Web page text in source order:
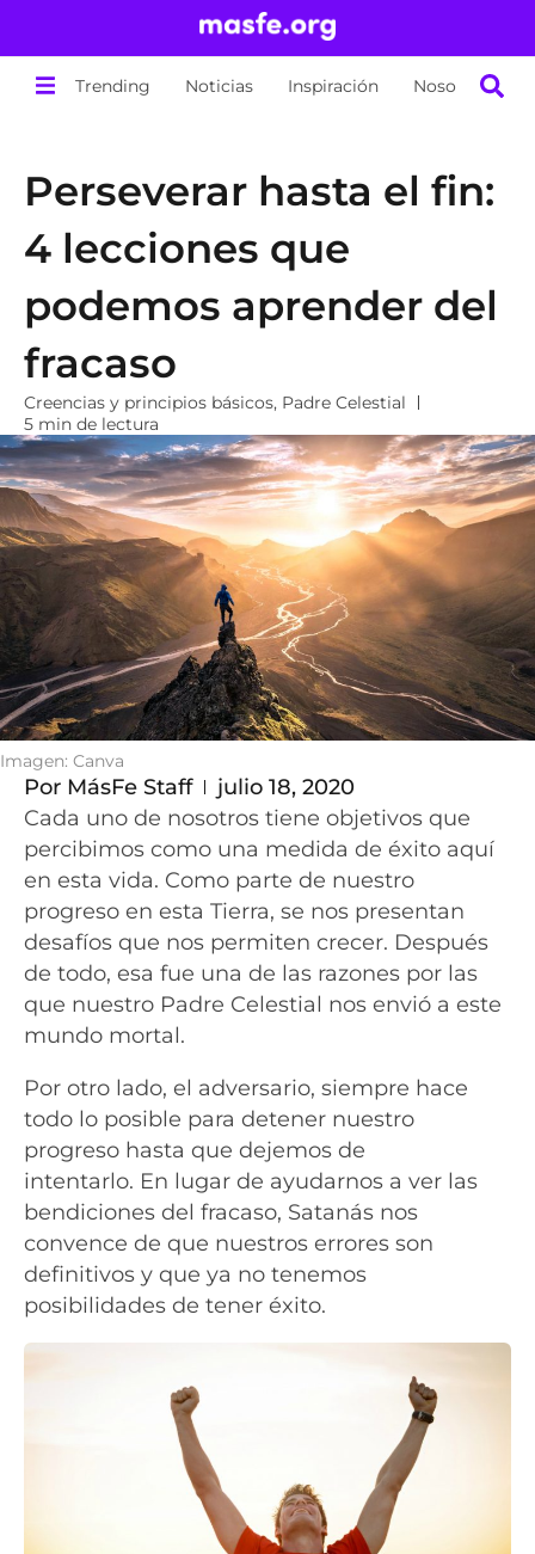
Trending Noticias Inspiración Nosotros
Perseverar hasta el fin:
4 lecciones que
podemos aprender del
fracaso
Creencias y principios básicos, Padre Celestial
5 min de lectura
Imagen: Canva
Por MásFe Staff
julio 18, 2020
Cada uno de nosotros tiene objetivos que
percibimos como una medida de éxito aquí
en esta vida. Como parte de nuestro
progreso en esta Tierra, se nos presentan
desafíos que nos permiten crecer. Después
de todo, esa fue una de las razones por las
que nuestro Padre Celestial nos envió a este
mundo mortal.
Por otro lado, el adversario, siempre hace
todo lo posible para detener nuestro
progreso hasta que dejemos de
intentarlo. En lugar de ayudarnos a ver las
bendiciones del fracaso, Satanás nos
convence de que nuestros errores son
definitivos y que ya no tenemos
posibilidades de tener éxito.